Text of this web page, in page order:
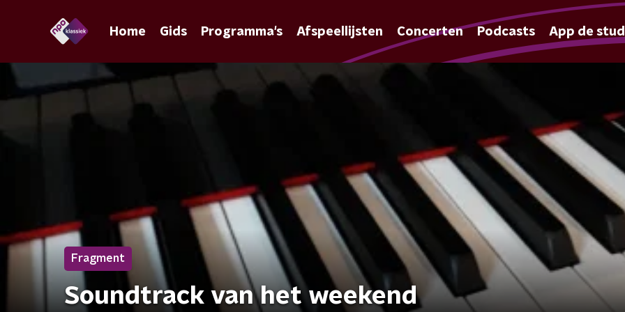
Home Gids Programma's Afspeellijsten Concerten Podcasts App de
Fragment
Soundtrack van het weekend